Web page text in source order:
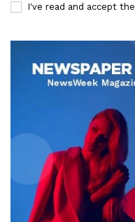
I've read and accept the